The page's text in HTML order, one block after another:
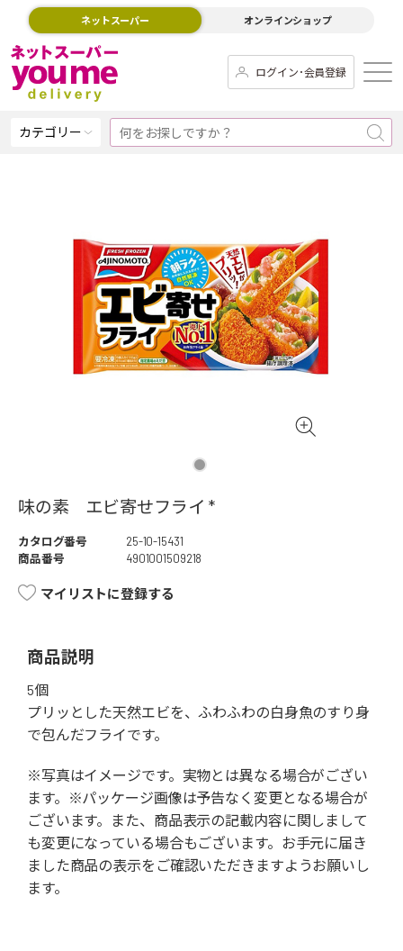
ネットスーパー オンラインショップ
ログイン･会員登録
カテゴリー
味の素 エビ寄せフライ *
カタログ番号
25-10-15431
商品番号
4901001509218
マイリストに登録する
商品説明
5個
プリッとした天然エビを、ふわふわの白身魚のすり身
で包んだフライです。
※写真はイメージです。実物とは異なる場合がござい
ます。※パッケージ画像は予告なく変更となる場合が
ございます。また、商品表示の記載内容に関しまして
も変更になっている場合もございます。お手元に届き
ました商品の表示をご確認いただきますようお願いし
ます。